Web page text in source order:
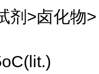
剂>卤化物>